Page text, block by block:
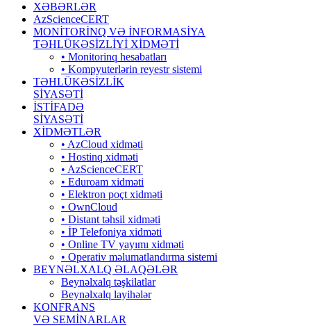
XƏBƏRLƏR
AzScienceCERT
MONİTORİNQ VƏ İNFORMASİYA
TƏHLÜKƏSİZLİYİ XİDMƏTİ
• Monitorinq hesabatları
• Kompyuterlərin reyestr sistemi
TƏHLÜKƏSİZLİK
SİYASƏTİ
İSTİFADƏ
SİYASƏTİ
XİDMƏTLƏR
• AzCloud xidməti
• Hostinq xidməti
• AzScienceCERT
• Eduroam xidməti
• Elektron poçt xidməti
• OwnCloud
• Distant təhsil xidməti
• İP Telefoniya xidməti
• Оnline TV yayımı xidməti
• Operativ məlumatlandırma sistemi
BEYNƏLXALQ ƏLAQƏLƏR
Beynəlxalq təşkilatlar
Beynəlxalq layihələr
KONFRANS
VƏ SEMİNARLAR